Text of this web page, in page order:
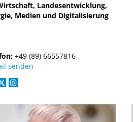
Landesentwicklung,
Medien und Digitalisierung
+49 (89) 66557816
senden